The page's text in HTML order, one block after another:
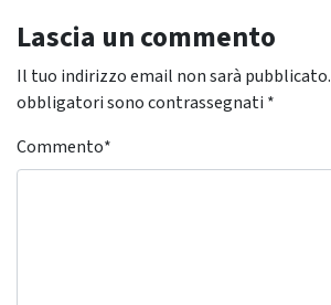
Lascia un commento
Il tuo indirizzo email non sarà pubblicato.
obbligatori sono contrassegnati *
Commento*